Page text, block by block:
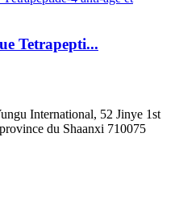
Tetrapepti...
International, 52 Jinye 1st
du Shaanxi 710075